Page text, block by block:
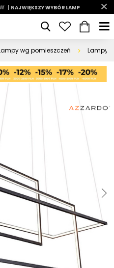
| NAJWIĘKSZY WYBÓR LAMP
|
wg pomieszczeń Lampy